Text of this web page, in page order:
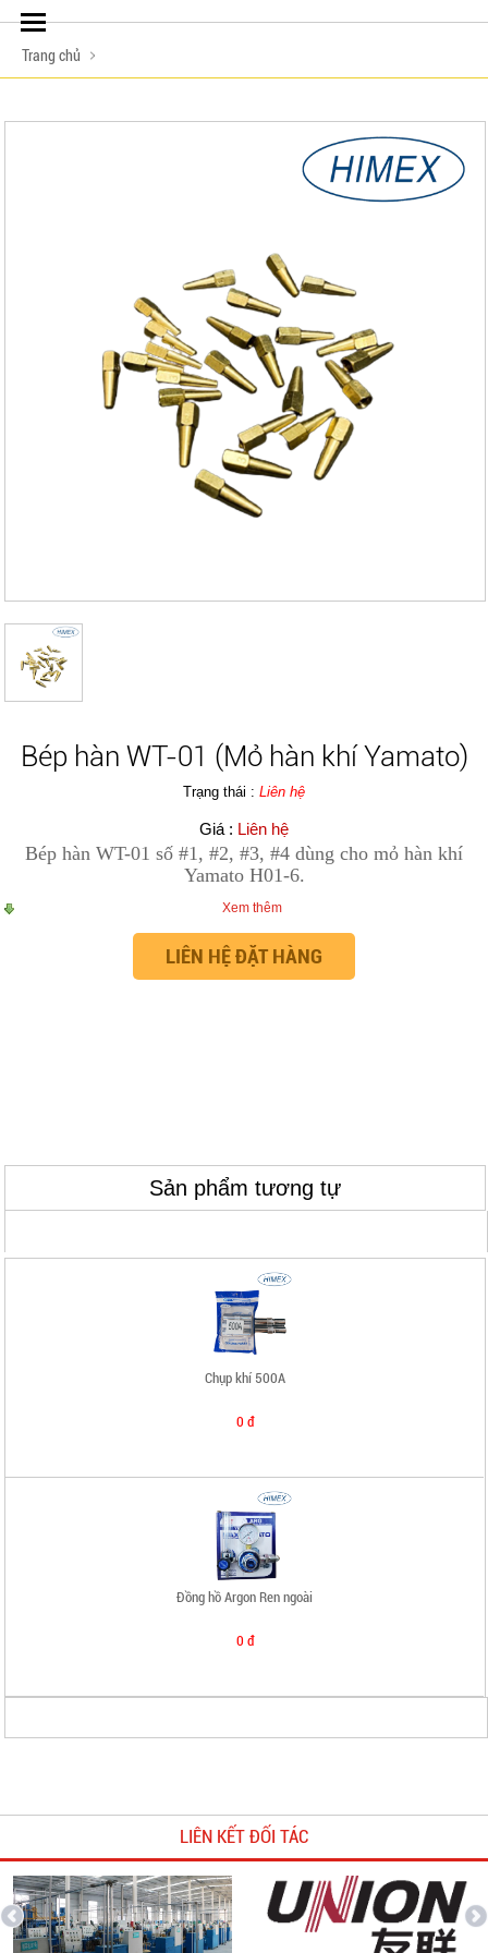
Trang chủ
Bép hàn WT-01 (Mỏ hàn khí Yamato)
Trạng thái : Liên hệ
Giá : Liên hệ
Bép hàn WT-01 số #1, #2, #3, #4 dùng cho mỏ hàn khí
Yamato H01-6.
Xem thêm
LIÊN HỆ ĐẶT HÀNG
LIÊN HỆ ĐẶT HÀNG
Sản phẩm tương tự
0 đ
Chụp khí 500A
0 đ
Đồng hồ Argon Ren ngoài
0 đ
Khuyên hàn đồng
0 đ
LIÊN KẾT ĐỐI TÁC